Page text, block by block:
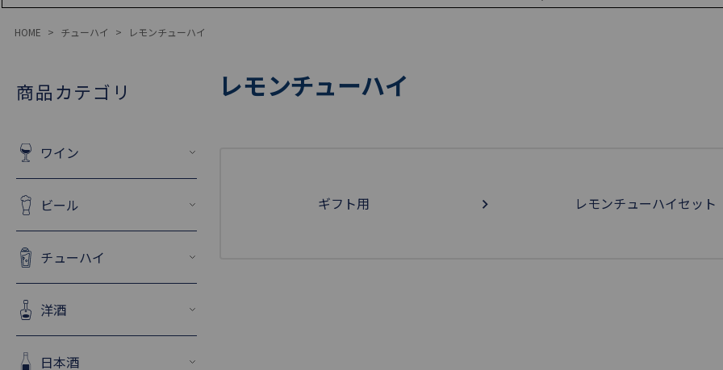
HOME チューハイ レモンチューハイ
商品カテゴリ
ワイン
ビール
チューハイ
洋酒
日本酒
レモンチューハイ
ギフト用 レモンチューハイセット